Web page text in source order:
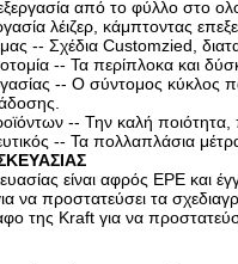
από το φύλλο στο
λέιζερ, κάμπτοντας
-- Σχέδια Customzied,
-- Τα περίπλοκα και
-- Ο σύντομος
-- Την καλή
-- Τα πολλαπλάσια
είναι αφρός EPE και
να προστατεύσει τα
της Kraft για να